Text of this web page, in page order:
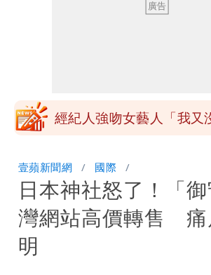
以色列媒體驚爆：伊朗最
家！縣府出手了
經紀人強吻女藝人「我
次看
慈濟遭詐10億 他點名顏
錯有那麼難嗎？
颱風相當有感！海警持續
壹蘋新聞網 國際
日本神社怒了！「
灣網站高價轉售 痛
明